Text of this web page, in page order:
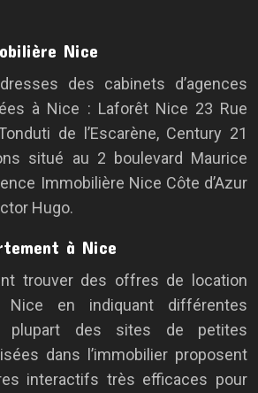
Nice
des cabinets d’agences
à Nice : Laforêt Nice 23 Rue
de l’Escarène, Century 21
situé au 2 boulevard Maurice
Immobilière Nice Côte d’Azur
Hugo.
à Nice
trouver des offres de location
Nice en indiquant différentes
plupart des sites de petites
dans l’immobilier proposent
interactifs très efficaces pour